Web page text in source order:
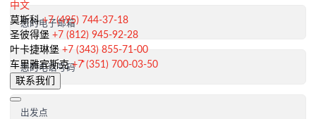
中文
莫斯科 +7 (495) 744-37-18
圣彼得堡 +7 (812) 945-92-28
叶卡捷琳堡 +7 (343) 855-71-00
车里雅宾斯克 +7 (351) 700-03-50
联系我们
从俄罗斯出口
签订合同和谈判交付条款
海关清关和许可证
向外国客户供货
完成交易
您的电子邮箱
您的电话号码
出发点